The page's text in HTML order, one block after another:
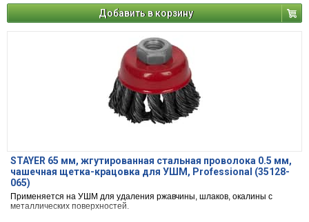
Добавить в корзину
STAYER 65 мм, жгутированная стальная проволока 0.5 мм,
чашечная щетка-крацовка для УШМ, Professional (35128-
065)
Применяется на УШМ для удаления ржавчины, шлаков, окалины с
металлических поверхностей.